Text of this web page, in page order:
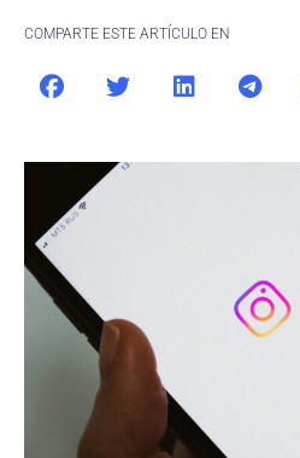
COMPARTE ESTE ARTÍCULO EN